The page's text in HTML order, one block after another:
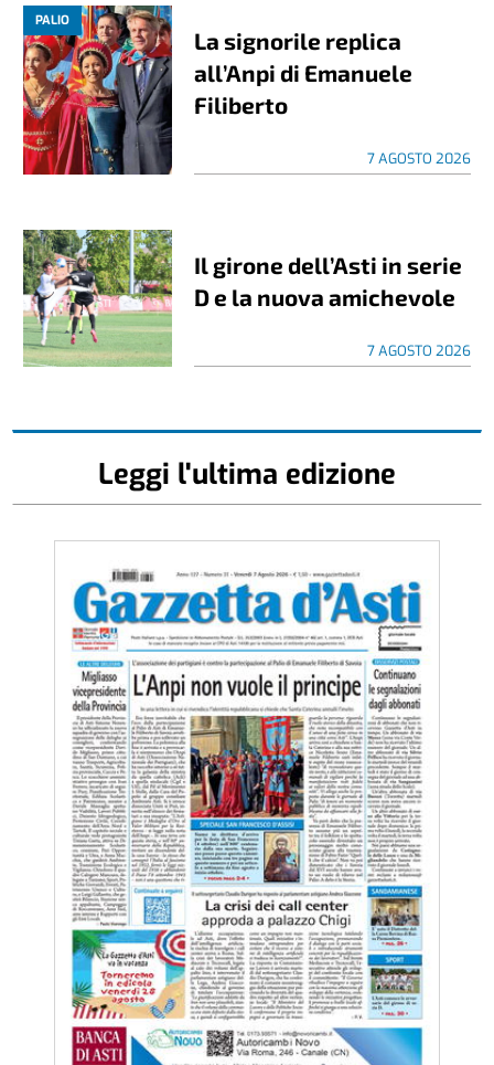
PALIO
La signorile replica
all’Anpi di Emanuele
Filiberto
7 AGOSTO 2026
Il girone dell’Asti in serie
D e la nuova amichevole
7 AGOSTO 2026
Leggi l'ultima edizione